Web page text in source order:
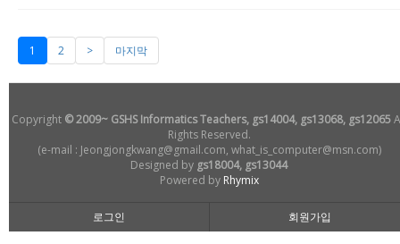
1 2 > 마지막
Copyright © 2009~ GSHS Informatics Teachers, gs14004, gs13068, gs12065
Rights Reserved.
(e-mail : Jeongjongkwang@gmail.com, what_is_computer@msn.com)
Designed by gs18004, gs13044
Powered by Rhymix
로그인 회원가입